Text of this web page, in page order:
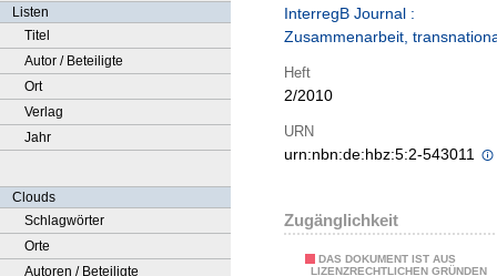
Listen
Titel
Autor / Beteiligte
Ort
Verlag
Jahr
Clouds
Schlagwörter
Orte
Autoren / Beteiligte
InterregB Journal :
Zusammenarbeit,
Heft
2/2010
URN
urn:nbn:de:hbz:5:2-543011
Zugänglichkeit
DAS DOKUMENT IST AUS
LIZENZRECHTLICHEN GRÜNDEN